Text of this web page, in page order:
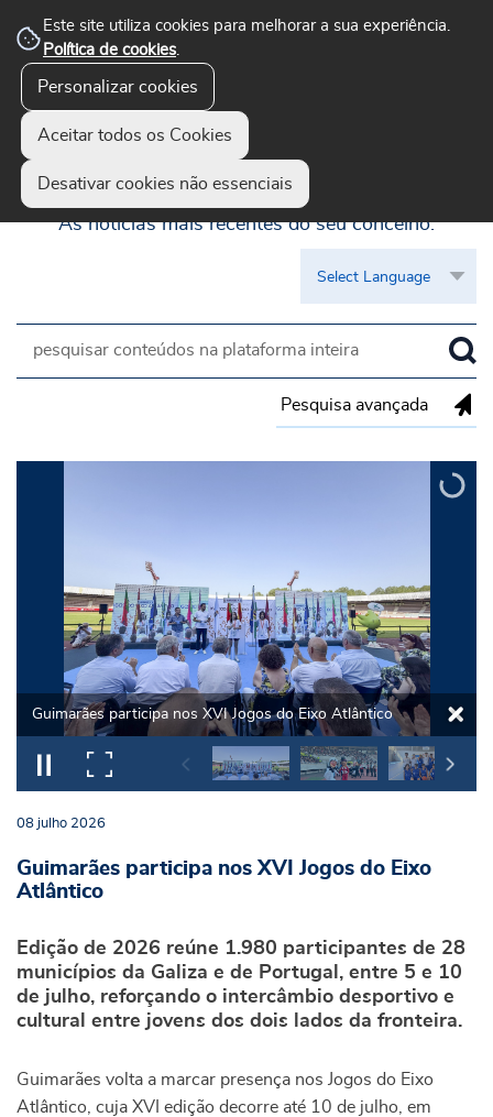
Este site utiliza cookies para melhorar a sua experiência.
Política de cookies.
Personalizar cookies
Aceitar todos os Cookies
Desativar cookies não essenciais
Pesquisa avançada
Guimarães Visível
As notícias mais recentes do seu concelho.
Guimarães participa nos XVI Jogos do Eixo Atlântico
08 julho 2026
Guimarães participa nos XVI Jogos do Eixo
Atlântico
Edição de 2026 reúne 1.980 participantes de 28
municípios da Galiza e de Portugal, entre 5 e 10
de julho, reforçando o intercâmbio desportivo e
cultural entre jovens dos dois lados da fronteira.
Guimarães volta a marcar presença nos Jogos do Eixo
Atlântico, cuja XVI edição decorre até 10 de julho, em